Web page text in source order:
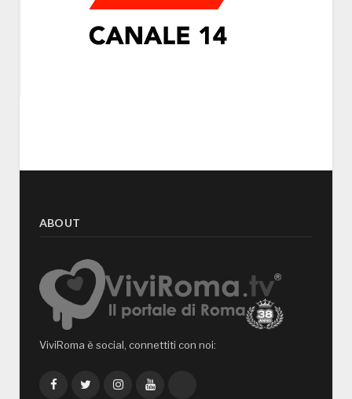
ABOUT
ViviRoma è social, connettiti con noi:
FacebookTwitterInstagramYouTube